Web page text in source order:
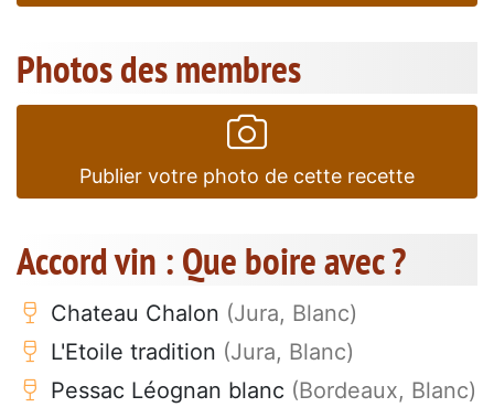
Photos des membres
Publier votre photo de cette recette
Accord vin : Que boire avec ?
Chateau Chalon (Jura, Blanc)
L'Etoile tradition (Jura, Blanc)
Pessac Léognan blanc (Bordeaux, Blanc)